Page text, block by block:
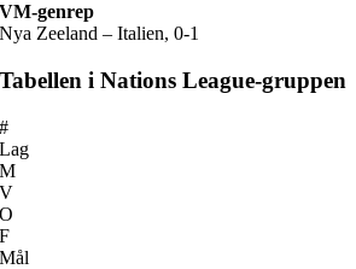
VM-genrep
Nya Zeeland – Italien, 0-1
Tabellen i Nations League-gruppen
#
Lag
M
V
O
F
Mål